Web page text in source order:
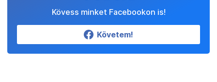
Kövess minket Facebookon is!
Követem!